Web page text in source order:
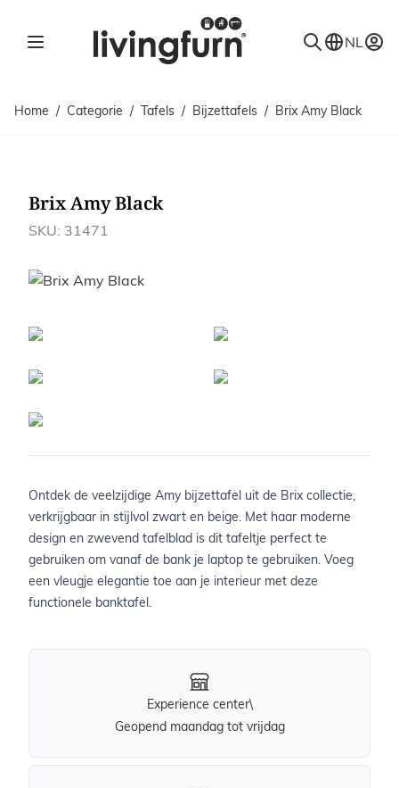
NL
Home / Categorie / Tafels / Bijzettafels / Brix Amy Black
Brix Amy Black
SKU: 31471
Afbeeldingen
Ontdek de veelzijdige Amy bijzettafel uit de Brix collectie,
verkrijgbaar in stijlvol zwart en beige. Met haar moderne
design en zwevend tafelblad is dit tafeltje perfect te
gebruiken om vanaf de bank je laptop te gebruiken. Voeg
een vleugje elegantie toe aan je interieur met deze
functionele banktafel.
Experience center\
Geopend maandag tot vrijdag